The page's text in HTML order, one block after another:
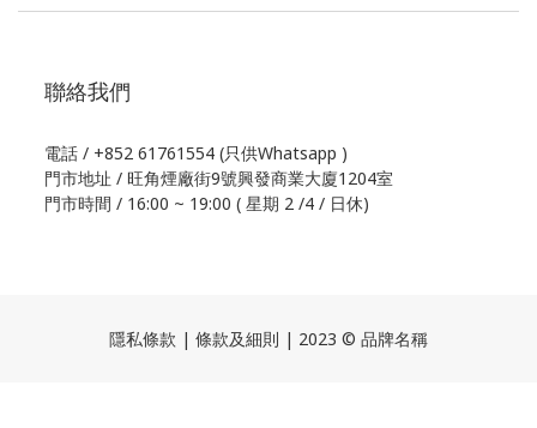
聯絡我們
電話 / +852 61761554 (只供Whatsapp )
門市地址 / 旺角煙廠街9號興發商業大廈1204室
門市時間 / 16:00 ~ 19:00 ( 星期 2 /4 / 日休)
隱私條款 | 條款及細則 | 2023 © 品牌名稱